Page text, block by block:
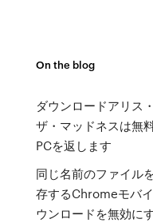
On the blog
ダウンロードアリス・
ザ・マッドネスは無
PCを返します
同じ名前のファイル
存するChromeモバ
ウンロードを無効に